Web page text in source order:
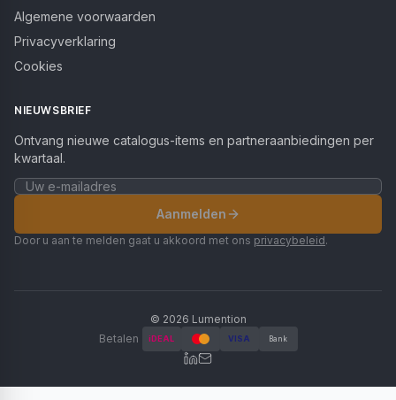
Algemene voorwaarden
Privacyverklaring
Cookies
NIEUWSBRIEF
Ontvang nieuwe catalogus-items en partneraanbiedingen per
kwartaal.
Aanmelden
Door u aan te melden gaat u akkoord met ons privacybeleid.
© 2026 Lumention
Betalen
iDEAL VISA Bank